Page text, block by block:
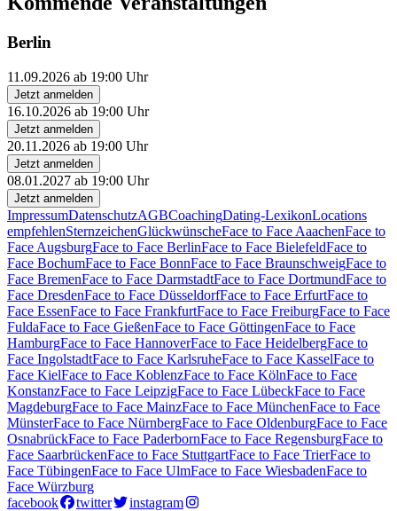
Berlin
11.09.2026 ab 19:00 Uhr
Jetzt anmelden
16.10.2026 ab 19:00 Uhr
Jetzt anmelden
20.11.2026 ab 19:00 Uhr
Jetzt anmelden
08.01.2027 ab 19:00 Uhr
Jetzt anmelden
ImpressumDatenschutzAGBCoachingDating-LexikonLocations
empfehlenSternzeichenGlückwünscheFace to Face AaachenFace to
Face AugsburgFace to Face BerlinFace to Face BielefeldFace to
Face BochumFace to Face BonnFace to Face BraunschweigFace to
Face BremenFace to Face DarmstadtFace to Face DortmundFace to
Face DresdenFace to Face DüsseldorfFace to Face ErfurtFace to
Face EssenFace to Face FrankfurtFace to Face FreiburgFace to Face
FuldaFace to Face GießenFace to Face GöttingenFace to Face
HamburgFace to Face HannoverFace to Face HeidelbergFace to
Face IngolstadtFace to Face KarlsruheFace to Face KasselFace to
Face KielFace to Face KoblenzFace to Face KölnFace to Face
KonstanzFace to Face LeipzigFace to Face LübeckFace to Face
MagdeburgFace to Face MainzFace to Face MünchenFace to Face
MünsterFace to Face NürnbergFace to Face OldenburgFace to Face
OsnabrückFace to Face PaderbornFace to Face RegensburgFace to
Face SaarbrückenFace to Face StuttgartFace to Face TrierFace to
Face TübingenFace to Face UlmFace to Face WiesbadenFace to
Face Würzburg
facebook
twitter
instagram